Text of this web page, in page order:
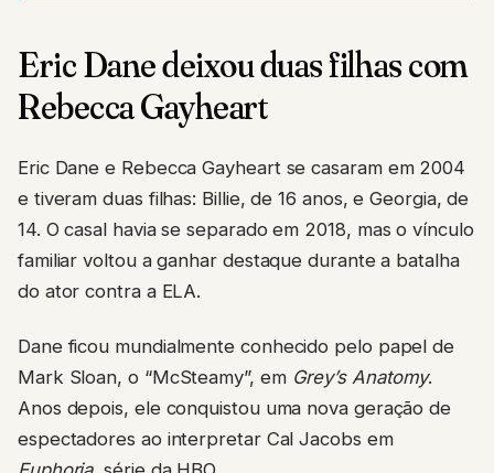
Eric Dane deixou duas filhas com
Rebecca Gayheart
Eric Dane e Rebecca Gayheart se casaram em 2004
e tiveram duas filhas: Billie, de 16 anos, e Georgia, de
14. O casal havia se separado em 2018, mas o vínculo
familiar voltou a ganhar destaque durante a batalha
do ator contra a ELA.
Dane ficou mundialmente conhecido pelo papel de
Mark Sloan, o “McSteamy”, em Grey’s Anatomy.
Anos depois, ele conquistou uma nova geração de
espectadores ao interpretar Cal Jacobs em